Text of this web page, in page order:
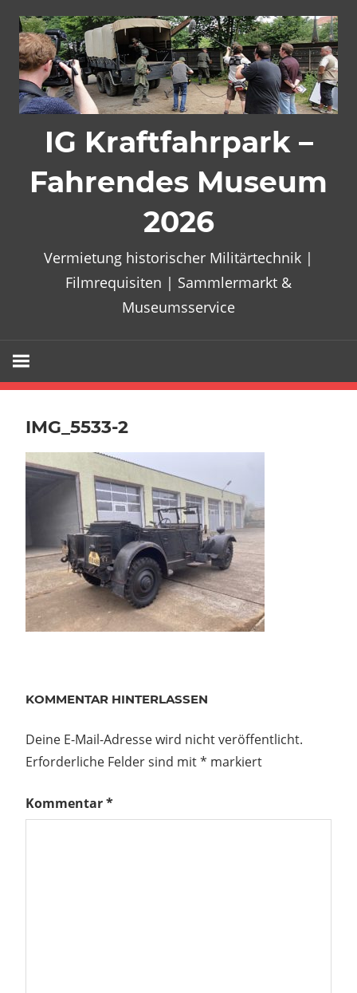
Inhalt
springen
IG Kraftfahrpark –
Fahrendes Museum
2026
Vermietung historischer Militärtechnik |
Filmrequisiten | Sammlermarkt &
Museumsservice
IMG_5533-2
KOMMENTAR HINTERLASSEN
Deine E-Mail-Adresse wird nicht veröffentlicht.
Erforderliche Felder sind mit* markiert
Kommentar*